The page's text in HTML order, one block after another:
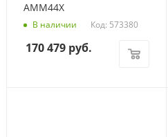
AMM44X
В наличии Код: 573380
170 479 руб.